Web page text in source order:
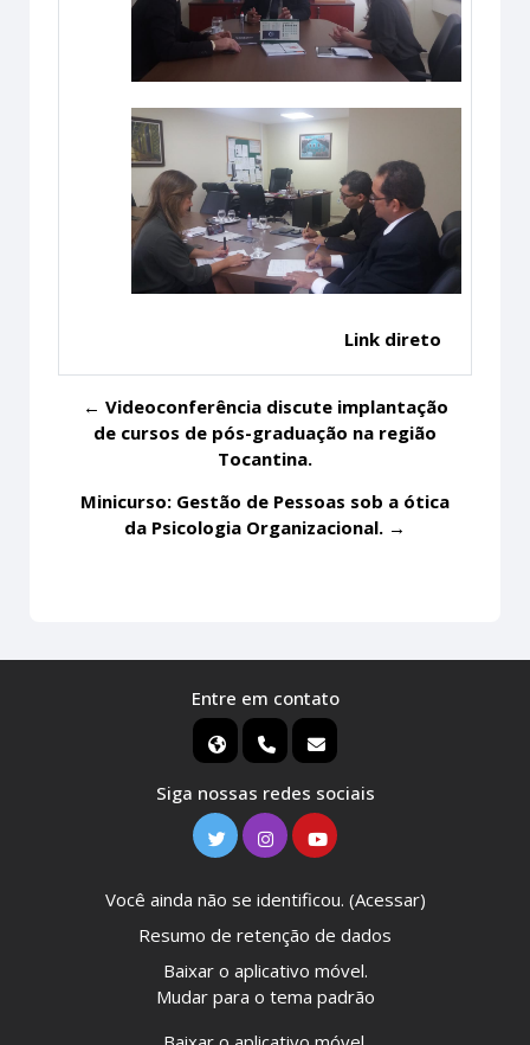
Link direto
← Videoconferência discute implantação
de cursos de pós-graduação na região
Tocantina.
Minicurso: Gestão de Pessoas sob a ótica
da Psicologia Organizacional. →
Entre em contato
Siga nossas redes sociais
Você ainda não se identificou. (Acessar)
Resumo de retenção de dados
Baixar o aplicativo móvel.
Mudar para o tema padrão